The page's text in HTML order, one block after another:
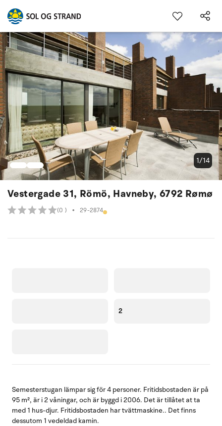
Vestergade 31, Römö, Havneby, 6792 Rømø
(0 ) • 29-2874
1/14
2
Semesterstugan lämpar sig för 4 personer. Fritidsbostaden är på
95 m², är i 2 våningar, och är byggd i 2006. Det är tillåtet at ta
med 1 hus-djur. Fritidsbostaden har tvättmaskine.. Det finns
dessutom 1 vedeldad kamin.